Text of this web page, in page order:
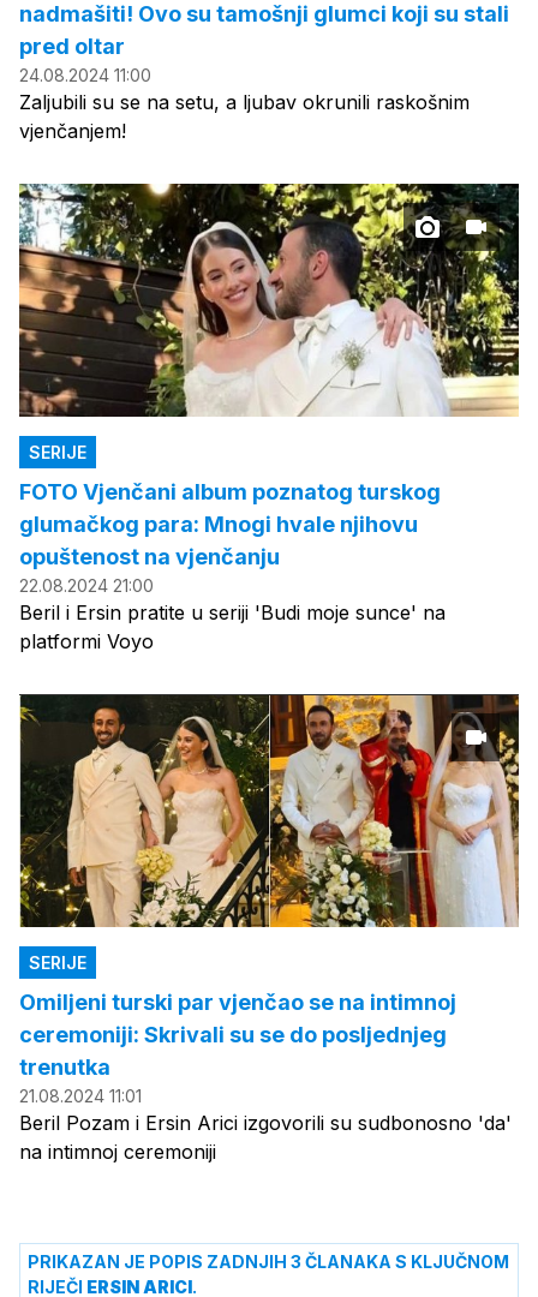
nadmašiti! Ovo su tamošnji glumci koji su stali
pred oltar
24.08.2024 11:00
Zaljubili su se na setu, a ljubav okrunili raskošnim
vjenčanjem!
SERIJE
FOTO Vjenčani album poznatog turskog
glumačkog para: Mnogi hvale njihovu
opuštenost na vjenčanju
22.08.2024 21:00
Beril i Ersin pratite u seriji 'Budi moje sunce' na
platformi Voyo
SERIJE
Omiljeni turski par vjenčao se na intimnoj
ceremoniji: Skrivali su se do posljednjeg
trenutka
21.08.2024 11:01
Beril Pozam i Ersin Arici izgovorili su sudbonosno 'da'
na intimnoj ceremoniji
PRIKAZAN JE POPIS ZADNJIH 3 ČLANAKA S KLJUČNOM
RIJEČI ERSIN ARICI.